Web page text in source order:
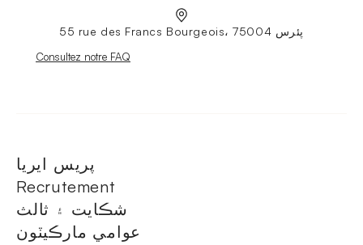
55 rue des Francs Bourgeois، 75004 پئرس
Nouvelle fenêtre
Consultez notre FAQ
پريس ايريا
Recrutement
شڪايت ۽ ثالث
عوامي مارڪيٽون